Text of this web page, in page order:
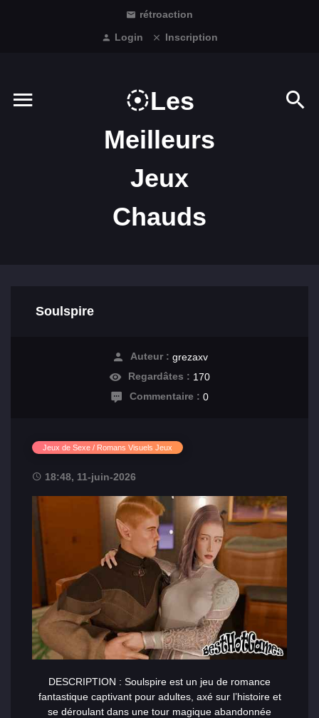
rétroaction
Login
Inscription
Les
Meilleurs
Jeux
Chauds
Soulspire
Auteur : grezaxv
Regardâtes : 170
Commentaire : 0
Jeux de Sexe / Romans Visuels Jeux
18:48, 11-juin-2026
DESCRIPTION : Soulspire est un jeu de romance
fantastique captivant pour adultes, axé sur l’histoire et
se déroulant dans une tour magique abandonnée